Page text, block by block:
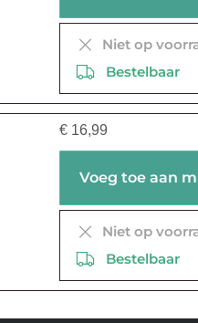
Niet op
Bestelbaar
€ 16,99
Niet op
Bestelbaar